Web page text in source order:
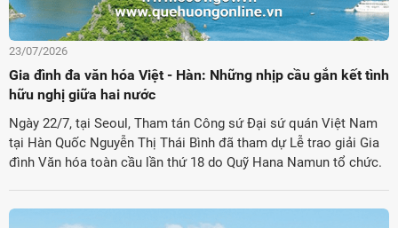
23/07/2026
Gia đình đa văn hóa Việt - Hàn: Những nhịp cầu gắn kết tình
hữu nghị giữa hai nước
Ngày 22/7, tại Seoul, Tham tán Công sứ Đại sứ quán Việt Nam
tại Hàn Quốc Nguyễn Thị Thái Bình đã tham dự Lễ trao giải Gia
đình Văn hóa toàn cầu lần thứ 18 do Quỹ Hana Namun tổ chức.